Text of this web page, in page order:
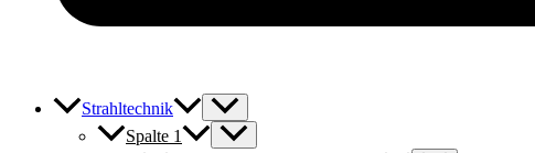
Strahltechnik
Spalte 1